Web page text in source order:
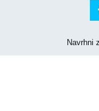
Navrhni